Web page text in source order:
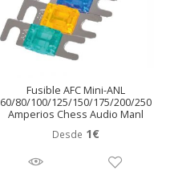
Fusible AFC Mini-ANL
60/80/100/125/150/175/200/250
Amperios Chess Audio Manl
Desde 1€